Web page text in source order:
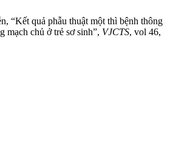
“Kết quả phẫu thuật một thì bệnh thông
mạch chủ ở trẻ sơ sinh”, VJCTS, vol 46,